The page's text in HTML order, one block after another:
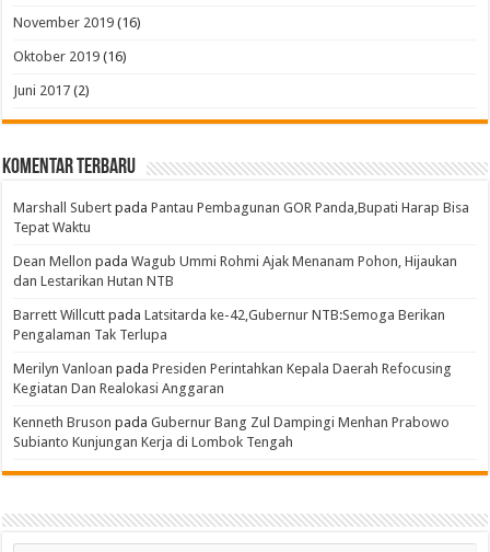
November 2019 (16)
Oktober 2019 (16)
Juni 2017 (2)
Komentar Terbaru
Marshall Subert padaPantau Pembagunan GOR Panda,Bupati Harap Bisa
Tepat Waktu
Dean Mellon padaWagub Ummi Rohmi Ajak Menanam Pohon, Hijaukan
dan Lestarikan Hutan NTB
Barrett Willcutt padaLatsitarda ke-42,Gubernur NTB:Semoga Berikan
Pengalaman Tak Terlupa
Merilyn Vanloan padaPresiden Perintahkan Kepala Daerah Refocusing
Kegiatan Dan Realokasi Anggaran
Kenneth Bruson padaGubernur Bang Zul Dampingi Menhan Prabowo
Subianto Kunjungan Kerja di Lombok Tengah